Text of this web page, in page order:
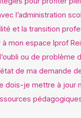
l’administration
et la transition
mon espace Iprof
ou de problème
de ma demande
dois-je mettre à jour